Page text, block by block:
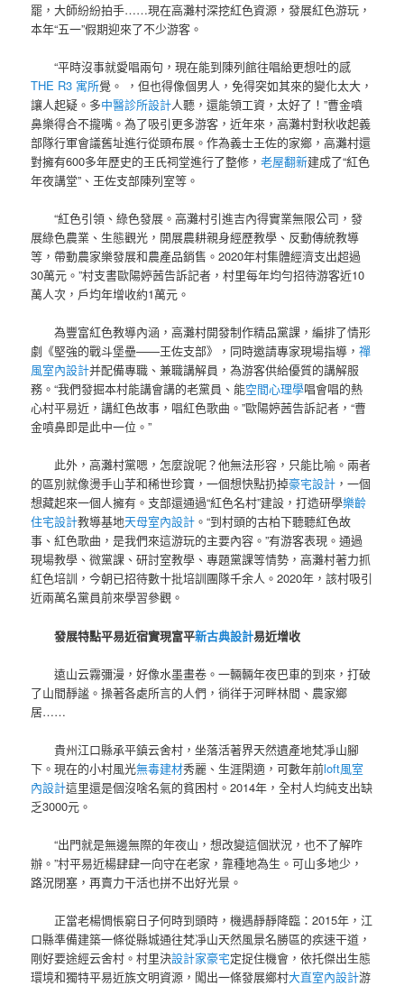
罷，大師紛紛拍手……現在高灘村深挖紅色資源，發展紅色游玩，
本年“五一”假期迎來了不少游客。
“平時沒事就愛唱兩句，現在能到陳列館往唱給更想吐的感
THE R3 寓所覺。 ，但也得像個男人，免得突如其來的變化太大，
讓人起疑。多中醫診所設計人聽，還能領工資，太好了！”曹金噴
鼻樂得合不攏嘴。為了吸引更多游客，近年來，高灘村對秋收起義
部隊行軍會議舊址進行從頭布展。作為義士王佐的家鄉，高灘村還
對擁有600多年歷史的王氏祠堂進行了整修，老屋翻新建成了“紅色
年夜講堂”、王佐支部陳列室等。
“紅色引領、綠色發展。高灘村引進吉內得實業無限公司，發
展綠色農業、生態觀光，開展農耕親身經歷教學、反動傳統教導
等，帶動農家樂發展和農產品銷售。2020年村集體經濟支出超過
30萬元。”村支書歐陽婷茜告訴記者，村里每年均勻招待游客近10
萬人次，戶均年增收約1萬元。
為豐富紅色教導內涵，高灘村開發制作精品黨課，編排了情形
劇《堅強的戰斗堡壘——王佐支部》，同時邀請專家現場指導，禪
風室內設計并配備專職、兼職講解員，為游客供給優質的講解服
務。“我們發掘本村能講會講的老黨員、能空間心理學唱會唱的熱
心村平易近，講紅色故事，唱紅色歌曲。”歐陽婷茜告訴記者，“曹
金噴鼻即是此中一位。”
此外，高灘村黨嗯，怎麼說呢？他無法形容，只能比喻。兩者
的區別就像燙手山芋和稀世珍寶，一個想快點扔掉豪宅設計 ，一個
想藏起來一個人擁有。支部還通過“紅色名村”建設，打造研學樂齡
住宅設計教導基地天母室內設計 。“到村頭的古柏下聽聽紅色故
事、紅色歌曲，是我們來這游玩的主要內容。”有游客表現。通過
現場教學、微黨課、研討室教學、專題黨課等情勢，高灘村著力抓
紅色培訓，今朝已招待數十批培訓團隊千余人。2020年，該村吸引
近兩萬名黨員前來學習參觀。
發展特點平易近宿實現富平新古典設計易近增收
遠山云霧彌漫，好像水墨畫卷。一輛輛年夜巴車的到來，打破
了山間靜謐。操著各處所言的人們，徜徉于河畔林間、農家鄉
居……
貴州江口縣承平鎮云舍村，坐落活著界天然遺產地梵凈山腳
下。現在的小村風光無毒建材秀麗、生涯閑適，可數年前loft風室
內設計這里還是個沒啥名氣的貧困村。2014年，全村人均純支出缺
乏3000元。
“出門就是無邊無際的年夜山，想改變這個狀況，也不了解咋
辦。”村平易近楊肆肆一向守在老家，靠種地為生。可山多地少，
路況閉塞，再賣力干活也拼不出好光景。
正當老楊惆悵窮日子何時到頭時，機遇靜靜降臨：2015年，江
口縣準備建築一條從縣城通往梵凈山天然風景名勝區的疾速干道，
剛好要途經云舍村。村里決設計家豪宅定捉住機會，依托傑出生態
環境和獨特平易近族文明資源，闖出一條發展鄉村大直室內設計游